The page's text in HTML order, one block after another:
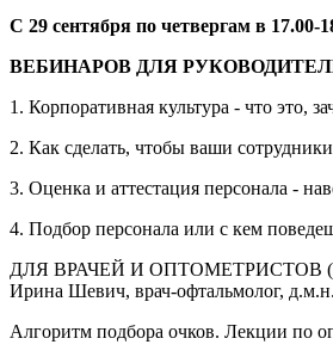
С 29 сентября по четвергам в 17.00-
ВЕБИНАРОВ ДЛЯ
1. Корпоративная культура - что это,
2. Как сделать, чтобы ваши
3. Оценка и аттестация персонала -
4. Подбор персонала или с кем
ДЛЯ ВРАЧЕЙ И ОПТОМЕТРИСТОВ (Если
Ирина Шевич, врач-офтальмолог,
Алгоритм подбора очков. Лекции по